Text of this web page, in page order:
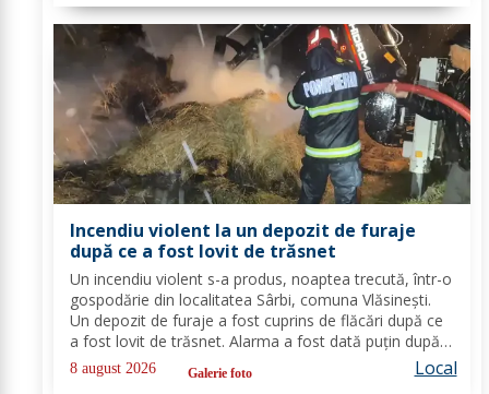
Incendiu violent la un depozit de furaje
după ce a fost lovit de trăsnet
Un incendiu violent s-a produs, noaptea trecută, într-o
gospodărie din localitatea Sârbi, comuna Vlăsinești.
Un depozit de furaje a fost cuprins de flăcări după ce
a fost lovit de trăsnet. Alarma a fost dată puțin după
ora 22:00. La caz s-au deplasat, în cel mai scurt timp,
pompierii din cadrul...
8 august 2026 Galerie foto Local